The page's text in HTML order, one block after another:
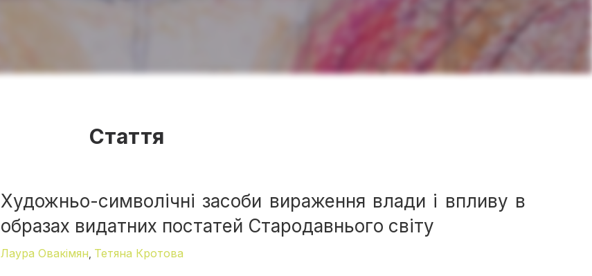
Стаття
Художньо-символічні засоби вираження влади і впливу в
образах видатних постатей Стародавнього світу
Лаура Овакімян Тетяна Кротова